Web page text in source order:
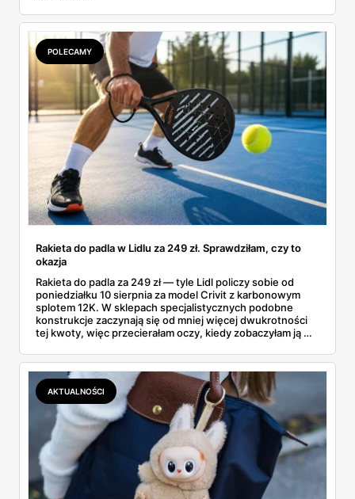
POLECAMY
Rakieta do padla w Lidlu za 249 zł. Sprawdziłam, czy to
okazja
Rakieta do padla za 249 zł — tyle Lidl policzy sobie od
poniedziałku 10 sierpnia za model Crivit z karbonowym
splotem 12K. W sklepach specjalistycznych podobne
konstrukcje zaczynają się od mniej więcej dwukrotności
tej kwoty, więc przecierałam oczy, kiedy zobaczyłam ją w
najszybciej rosnący sport w Polsce: kortów przybywa
lawinowo, a chętnych jeszcze szybciej. Sprawdziłam, co
dokładnie dostajemy za te pieniądze i komu taka rakieta
faktycznie wystarczy.
AKTUALNOŚCI